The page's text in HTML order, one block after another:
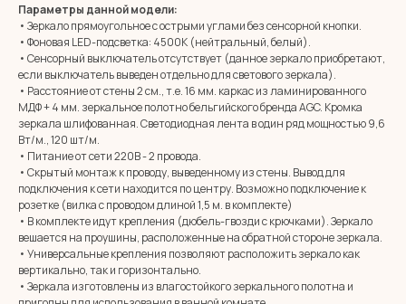
Параметры данной модели:
• Зеркало прямоугольное с острыми углами без сенсорной кнопки.
• Фоновая LED-подсветка: 4500К (нейтральный, белый).
• Сенсорный выключатель отсутствует (данное зеркало приобретают,
если выключатель выведен отдельно для светового зеркала).
• Расстояние от стены 2 см., т.е. 16 мм. каркас из ламинированного
МДФ + 4 мм. зеркальное полотно бельгийского бренда AGC. Кромка
зеркала шлифованная. Светодиодная лента в один ряд мощностью 9,6
Вт/м., 120 шт/м.
• Питание от сети 220В - 2 провода.
• Скрытый монтаж к проводу, выведенному из стены. Вывод для
подключения к сети находится по центру. Возможно подключение к
розетке (вилка с проводом длиной 1,5 м. в комплекте)
• В комплекте идут крепления (дюбель-гвозди с крючками). Зеркало
вешается на проушины, расположенные на обратной стороне зеркала.
• Универсальные крепления позволяют расположить зеркало как
вертикально, так и горизонтально.
• Зеркала изготовлены из влагостойкого зеркального полотна и
MIRROR ROOM